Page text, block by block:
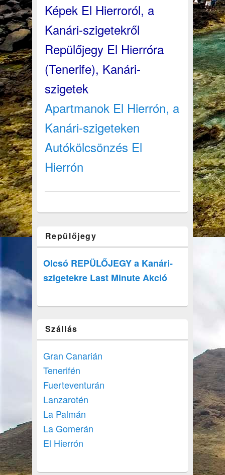
Képek El Hierroról, a
Kanári-szigetekről
Repülőjegy El Hierróra
(Tenerife), Kanári-
szigetek
Apartmanok El Hierrón, a
Kanári-szigeteken
Autókölcsönzés El
Hierrón
Repülőjegy
Olcsó REPÜLŐJEGY a Kanári-
szigetekre Last Minute Akció
Szállás
Gran Canarián
Tenerifén
Fuerteventurán
Lanzarotén
La Palmán
La Gomerán
El Hierrón